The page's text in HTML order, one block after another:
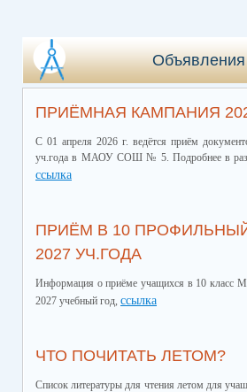
Объявления
ПРИЁМНАЯ КАМПАНИЯ
С 01 апреля 2026 г. ведётся приём
уч.года в МАОУ СОШ № 5. Подробнее в
ссылка
ПРИЁМ В 10
2027 УЧ.ГОДА
Информация о приёме учащихся в 10
2027 учебный год, ссылка
ЧТО ПОЧИТАТЬ ЛЕТОМ?
Список литературы для чтения летом для